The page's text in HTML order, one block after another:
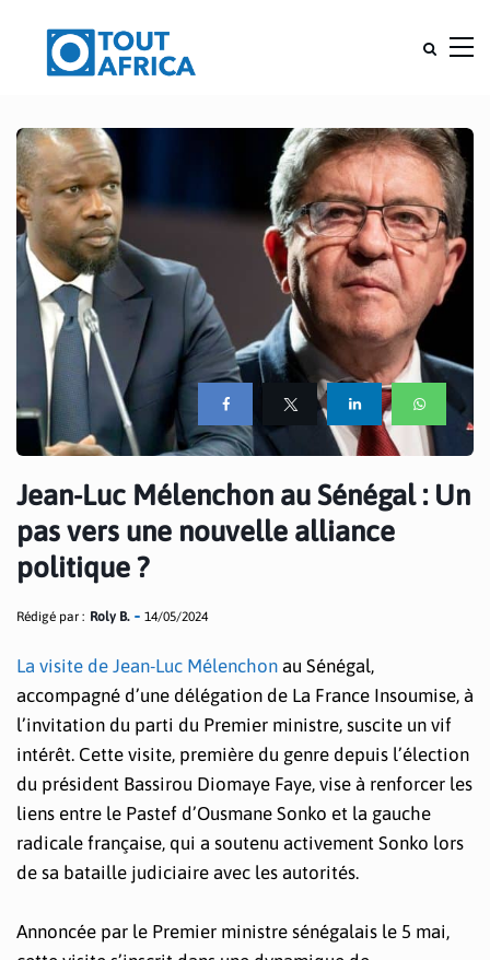
Jean-Luc Mélenchon au Sénégal : Un
pas vers une nouvelle alliance
politique ?
Rédigé par : Roly B. 14/05/2024
La visite de Jean-Luc Mélenchon au Sénégal,
accompagné d’une délégation de La France Insoumise, à
l’invitation du parti du Premier ministre, suscite un vif
intérêt. Cette visite, première du genre depuis l’élection
du président Bassirou Diomaye Faye, vise à renforcer les
liens entre le Pastef d’Ousmane Sonko et la gauche
radicale française, qui a soutenu activement Sonko lors
de sa bataille judiciaire avec les autorités.
Annoncée par le Premier ministre sénégalais le 5 mai,